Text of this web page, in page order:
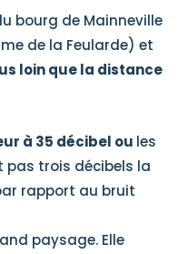
bourg de Mainneville
de la Feularde) et
loin que la distance
à 35 décibel ou les
pas trois décibels la
rapport au bruit
paysage. Elle